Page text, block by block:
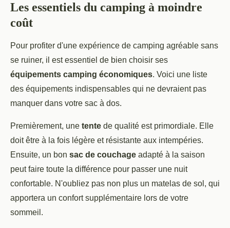
Les essentiels du camping à moindre
coût
Pour profiter d'une expérience de camping agréable sans
se ruiner, il est essentiel de bien choisir ses
équipements camping économiques. Voici une liste
des équipements indispensables qui ne devraient pas
manquer dans votre sac à dos.
Premièrement, une tente de qualité est primordiale. Elle
doit être à la fois légère et résistante aux intempéries.
Ensuite, un bon sac de couchage adapté à la saison
peut faire toute la différence pour passer une nuit
confortable. N'oubliez pas non plus un matelas de sol, qui
apportera un confort supplémentaire lors de votre
sommeil.